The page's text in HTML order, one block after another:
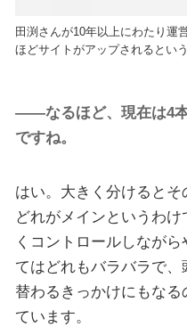
田渕さんが10年以上にわたり運
ほどサイトがアップされるという
――なるほど、現在は4
ですね。
はい。大きく分けると
どれがメインというわ
くコントロールしなが
てはどれもバラバラで
替わるきっかけにもな
ています。